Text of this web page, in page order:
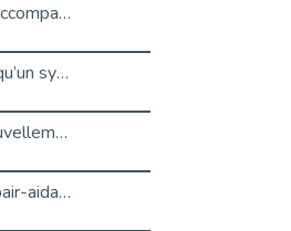
Cap Emploi : L'accompagnement EXH c’est quoi ?
21 Mars : Plus qu’un symbole, un engagement pour l’inclusion
Décret de renouvellement de l'aide aux employeurs d'apprentis
Développer la pair-aidance en santé mentale : guide pour les employeurs